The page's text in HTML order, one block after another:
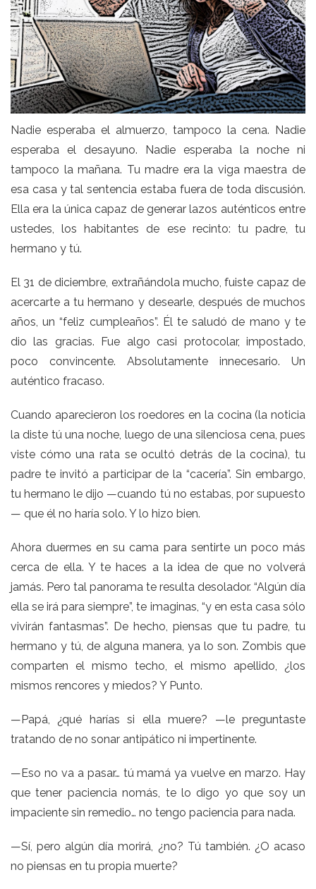
Nadie esperaba el almuerzo, tampoco la cena. Nadie
esperaba el desayuno. Nadie esperaba la noche ni
tampoco la mañana. Tu madre era la viga maestra de
esa casa y tal sentencia estaba fuera de toda discusión.
Ella era la única capaz de generar lazos auténticos entre
ustedes, los habitantes de ese recinto: tu padre, tu
hermano y tú.
El 31 de diciembre, extrañándola mucho, fuiste capaz de
acercarte a tu hermano y desearle, después de muchos
años, un “feliz cumpleaños”. Él te saludó de mano y te
dio las gracias. Fue algo casi protocolar, impostado,
poco convincente. Absolutamente innecesario. Un
auténtico fracaso.
Cuando aparecieron los roedores en la cocina (la noticia
la diste tú una noche, luego de una silenciosa cena, pues
viste cómo una rata se ocultó detrás de la cocina), tu
padre te invitó a participar de la “cacería”. Sin embargo,
tu hermano le dijo —cuando tú no estabas, por supuesto
— que él no haría solo. Y lo hizo bien.
Ahora duermes en su cama para sentirte un poco más
cerca de ella. Y te haces a la idea de que no volverá
jamás. Pero tal panorama te resulta desolador. “Algún día
ella se irá para siempre”, te imaginas, “y en esta casa sólo
vivirán fantasmas”. De hecho, piensas que tu padre, tu
hermano y tú, de alguna manera, ya lo son. Zombis que
comparten el mismo techo, el mismo apellido, ¿los
mismos rencores y miedos? Y Punto.
—Papá, ¿qué harías si ella muere? —le preguntaste
tratando de no sonar antipático ni impertinente.
—Eso no va a pasar… tú mamá ya vuelve en marzo. Hay
que tener paciencia nomás, te lo digo yo que soy un
impaciente sin remedio… no tengo paciencia para nada.
—Sí, pero algún día morirá, ¿no? Tú también. ¿O acaso
no piensas en tu propia muerte?